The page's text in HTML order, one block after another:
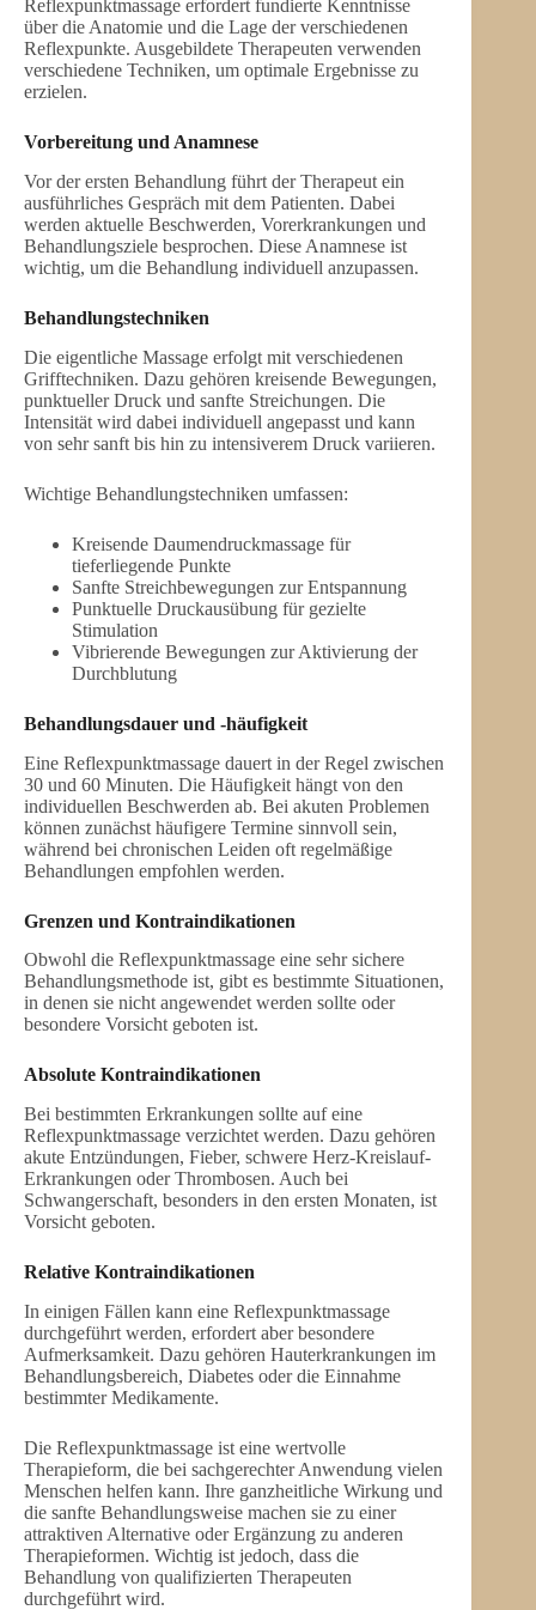
Reflexpunktmassage erfordert fundierte Kenntnisse
über die Anatomie und die Lage der verschiedenen
Reflexpunkte. Ausgebildete Therapeuten verwenden
verschiedene Techniken, um optimale Ergebnisse zu
erzielen.
Vorbereitung und Anamnese
Vor der ersten Behandlung führt der Therapeut ein
ausführliches Gespräch mit dem Patienten. Dabei
werden aktuelle Beschwerden, Vorerkrankungen und
Behandlungsziele besprochen. Diese Anamnese ist
wichtig, um die Behandlung individuell anzupassen.
Behandlungstechniken
Die eigentliche Massage erfolgt mit verschiedenen
Grifftechniken. Dazu gehören kreisende Bewegungen,
punktueller Druck und sanfte Streichungen. Die
Intensität wird dabei individuell angepasst und kann
von sehr sanft bis hin zu intensiverem Druck variieren.
Wichtige Behandlungstechniken umfassen:
Kreisende Daumendruckmassage für
tieferliegende Punkte
Sanfte Streichbewegungen zur Entspannung
Punktuelle Druckausübung für gezielte
Stimulation
Vibrierende Bewegungen zur Aktivierung der
Durchblutung
Behandlungsdauer und -häufigkeit
Eine Reflexpunktmassage dauert in der Regel zwischen
30 und 60 Minuten. Die Häufigkeit hängt von den
individuellen Beschwerden ab. Bei akuten Problemen
können zunächst häufigere Termine sinnvoll sein,
während bei chronischen Leiden oft regelmäßige
Behandlungen empfohlen werden.
Grenzen und Kontraindikationen
Obwohl die Reflexpunktmassage eine sehr sichere
Behandlungsmethode ist, gibt es bestimmte Situationen,
in denen sie nicht angewendet werden sollte oder
besondere Vorsicht geboten ist.
Absolute Kontraindikationen
Bei bestimmten Erkrankungen sollte auf eine
Reflexpunktmassage verzichtet werden. Dazu gehören
akute Entzündungen, Fieber, schwere Herz-Kreislauf-
Erkrankungen oder Thrombosen. Auch bei
Schwangerschaft, besonders in den ersten Monaten, ist
Vorsicht geboten.
Relative Kontraindikationen
In einigen Fällen kann eine Reflexpunktmassage
durchgeführt werden, erfordert aber besondere
Aufmerksamkeit. Dazu gehören Hauterkrankungen im
Behandlungsbereich, Diabetes oder die Einnahme
bestimmter Medikamente.
Die Reflexpunktmassage ist eine wertvolle
Therapieform, die bei sachgerechter Anwendung vielen
Menschen helfen kann. Ihre ganzheitliche Wirkung und
die sanfte Behandlungsweise machen sie zu einer
attraktiven Alternative oder Ergänzung zu anderen
Therapieformen. Wichtig ist jedoch, dass die
Behandlung von qualifizierten Therapeuten
durchgeführt wird.